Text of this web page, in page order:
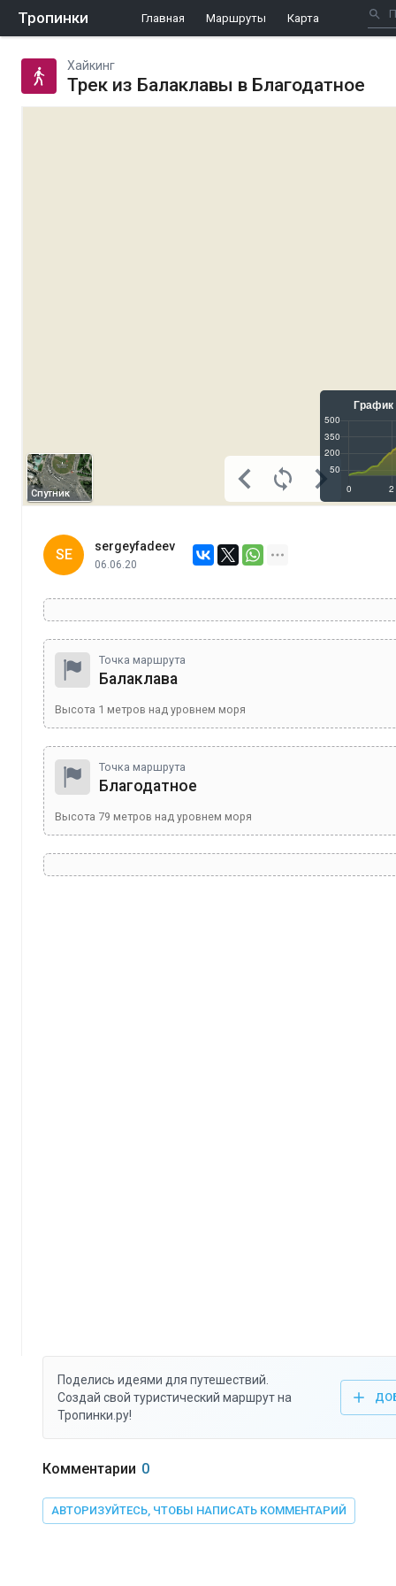
Тропинки Главная Маршруты Карта
Хайкинг
Трек из Балаклавы в Благодатное
Спутник
SE
sergeyfadeev
06.06.20
Точка маршрута
Балаклава
Высота 1 метров над уровнем моря
Точка маршрута
Благодатное
Высота 79 метров над уровнем моря
Поделись идеями для путешествий.
Создай свой туристический маршрут на
Тропинки.ру!
Комментарии 0
АВТОРИЗУЙТЕСЬ, ЧТОБЫ НАПИСАТЬ КОММЕНТАРИЙ